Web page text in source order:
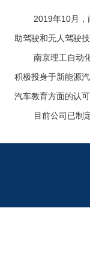
2019年10月
助驾驶和无人驾驶
南京理工自动
积极投身于新能源
汽车教育方面的认
目前公司已制